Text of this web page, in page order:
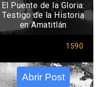
El Puente de la Gloria:
Testigo de la Historia
en Amatitlán
1590
Abrir Post